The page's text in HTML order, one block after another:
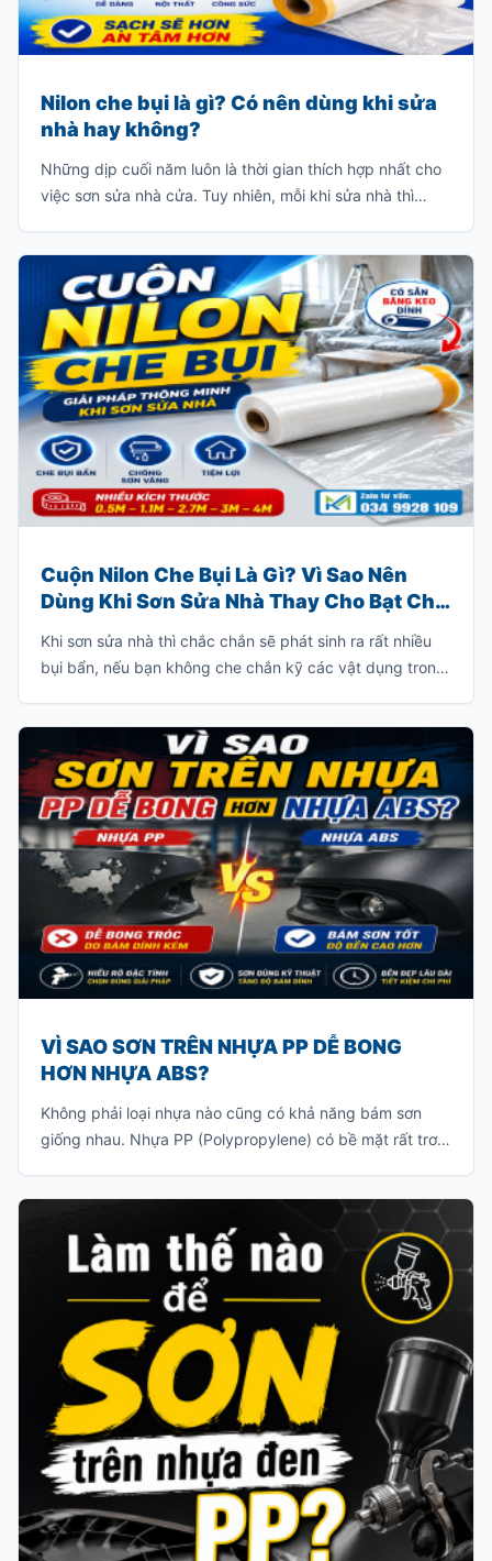
Nilon che bụi là gì? Có nên dùng khi sửa
nhà hay không?
Những dịp cuối năm luôn là thời gian thích hợp nhất cho
việc sơn sửa nhà cửa. Tuy nhiên, mỗi khi sửa nhà thì
v.v…
Cuộn Nilon Che Bụi Là Gì? Vì Sao Nên
Dùng Khi Sơn Sửa Nhà Thay Cho Bạt Che
Khi sơn sửa nhà thì chắc chắn sẽ phát sinh ra rất nhiều
bụi bẩn, nếu bạn không che chắn kỹ các vật dụng trong
VÌ SAO SƠN TRÊN NHỰA PP DỄ BONG
HƠN NHỰA ABS?
Không phải loại nhựa nào cũng có khả năng bám sơn
giống nhau. Nhựa PP (Polypropylene) có bề mặt rất trơn
sơn rất dễ bong tróc khi va chạm hoặc sau một thời gian
sử dụng.